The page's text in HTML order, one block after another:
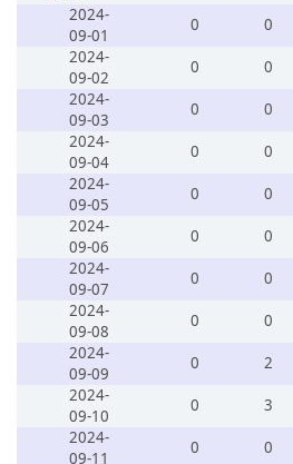
2024-
09-01
0 0
2024-
09-02
0 0
2024-
09-03
0 0
2024-
09-04
0 0
2024-
09-05
0 0
2024-
09-06
0 0
2024-
09-07
0 0
2024-
09-08
0 0
2024-
09-09
0 2
2024-
09-10
0 3
2024-
09-11
0 0